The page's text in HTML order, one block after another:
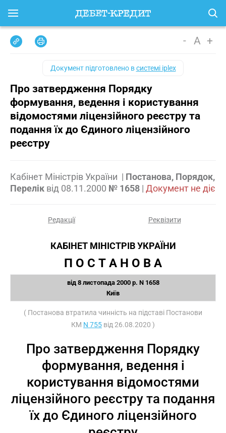
- A +
Документ підготовлено всистемі iplex
Про затвердження Порядку
формування, ведення і користування
відомостями ліцензійного реєстру та
подання їх до Єдиного ліцензійного
реєстру
Кабінет Міністрів України | Постанова, Порядок,
Перелік від 08.11.2000 № 1658 | Документ не діє
Редакції Реквізити
КАБІНЕТ МІНІСТРІВ УКРАЇНИ
П О С Т А Н О В А
від 8 листопада 2000 р. N 1658
Київ
( Постанова втратила чинність на підставі Постанови
КМ N 755 від 26.08.2020 )
Про затвердження Порядку
формування, ведення і
користування відомостями
ліцензійного реєстру та подання
їх до Єдиного ліцензійного